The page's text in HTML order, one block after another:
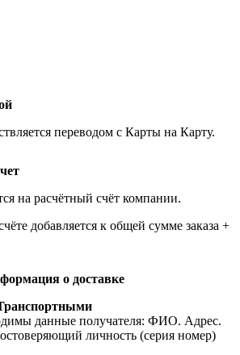
переводом с Карты на Карту.
на расчётный счёт компании.
добавляется к общей сумме заказа +
о доставке
данные получателя: ФИО. Адрес.
личность (серия номер)